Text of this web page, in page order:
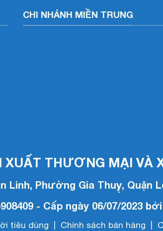
CHI NHÁNH MIỀN TRUNG
XUẤT THƯƠNG MẠI VÀ
Linh, Phường Gia Thuỵ, Quận
- Cấp ngày 06/07/2023
tiêu dùng Chính sách bán hàng